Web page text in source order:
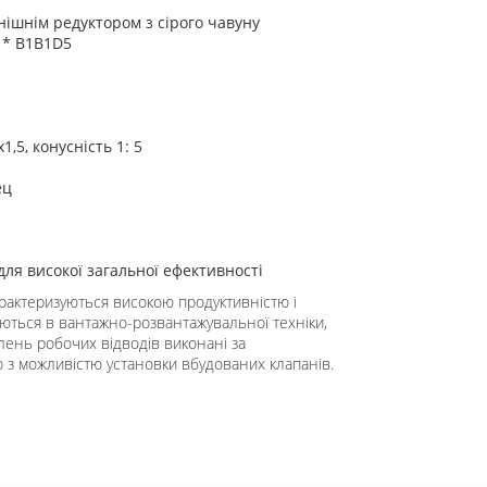
редуктором з сірого чавуну
B1B1D5
конусність 1: 5
високої загальної ефективності
високою продуктивністю і
в вантажно-розвантажувальної техніки,
робочих відводів виконані за
можливістю установки вбудованих клапанів.